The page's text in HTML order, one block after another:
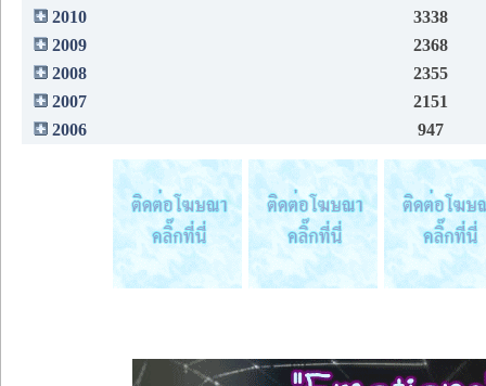
2010
3338
2009
2368
2008
2355
2007
2151
2006
947